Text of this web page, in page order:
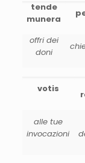
tende
munera
offri dei
doni
votis
alle tue
invocazioni